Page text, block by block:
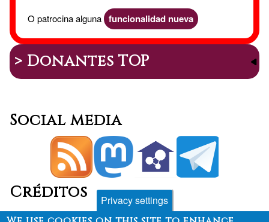
O patrocina alguna funcionalidad nueva
> Donantes TOP
Social media
Créditos Privacy settings